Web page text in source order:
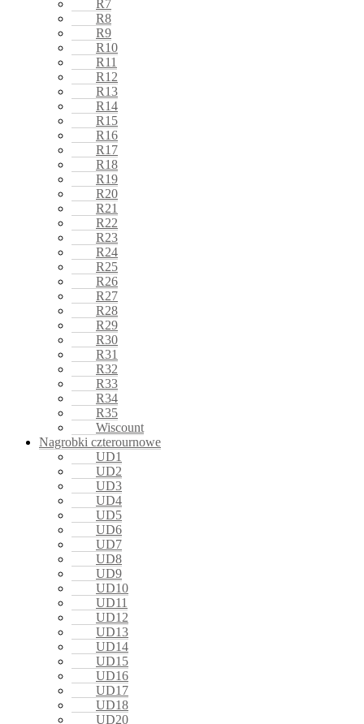
R7
R8
R9
R10
R11
R12
R13
R14
R15
R16
R17
R18
R19
R20
R21
R22
R23
R24
R25
R26
R27
R28
R29
R30
R31
R32
R33
R34
R35
Wiscount
Nagrobki czterournowe
UD1
UD2
UD3
UD4
UD5
UD6
UD7
UD8
UD9
UD10
UD11
UD12
UD13
UD14
UD15
UD16
UD17
UD18
UD20